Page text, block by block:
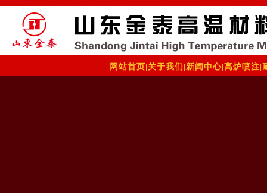
网站首页 关于我们 新闻中心 高炉喷注